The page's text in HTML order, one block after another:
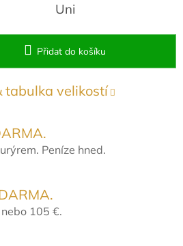
Uni
Přidat do košíku
tabulka velikostí
Peníze hned.
105 €.